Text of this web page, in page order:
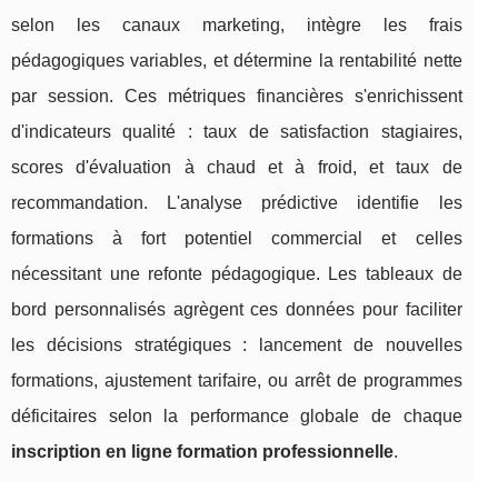
selon les canaux marketing, intègre les frais
pédagogiques variables, et détermine la rentabilité nette
par session. Ces métriques financières s'enrichissent
d'indicateurs qualité : taux de satisfaction stagiaires,
scores d'évaluation à chaud et à froid, et taux de
recommandation. L'analyse prédictive identifie les
formations à fort potentiel commercial et celles
nécessitant une refonte pédagogique. Les tableaux de
bord personnalisés agrègent ces données pour faciliter
les décisions stratégiques : lancement de nouvelles
formations, ajustement tarifaire, ou arrêt de programmes
déficitaires selon la performance globale de chaque
inscription en ligne formation professionnelle.